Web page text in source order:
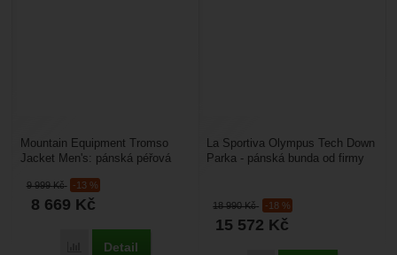
9 999Kč -13 %
8 669 Kč
Porovnat
Detail
Mountain Equipment Tromso
Jacket Men's: pánská péřová
pohodlí a zajistí...
18 990Kč -18 %
15 572 Kč
La Sportiva Olympus Tech Down
Parka - pánská bunda od firmy